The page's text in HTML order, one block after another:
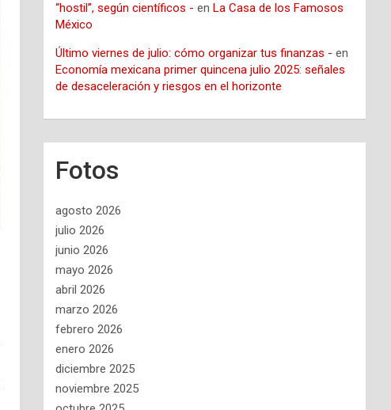
“hostil”, según científicos - enLa Casa de los Famosos
México
Último viernes de julio: cómo organizar tus finanzas - en
Economía mexicana primer quincena julio 2025: señales
de desaceleración y riesgos en el horizonte
Fotos
agosto 2026
julio 2026
junio 2026
mayo 2026
abril 2026
marzo 2026
febrero 2026
enero 2026
diciembre 2025
noviembre 2025